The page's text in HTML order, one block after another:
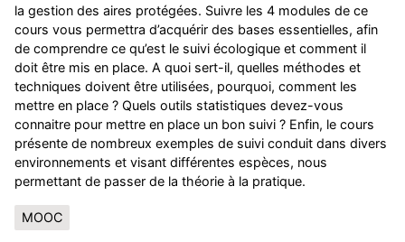
la gestion des aires protégées. Suivre les 4 modules de ce
cours vous permettra d’acquérir des bases essentielles, afin
de comprendre ce qu’est le suivi écologique et comment il
doit être mis en place. A quoi sert-il, quelles méthodes et
techniques doivent être utilisées, pourquoi, comment les
mettre en place ? Quels outils statistiques devez-vous
connaitre pour mettre en place un bon suivi ? Enfin, le cours
présente de nombreux exemples de suivi conduit dans divers
environnements et visant différentes espèces, nous
permettant de passer de la théorie à la pratique.
MOOC